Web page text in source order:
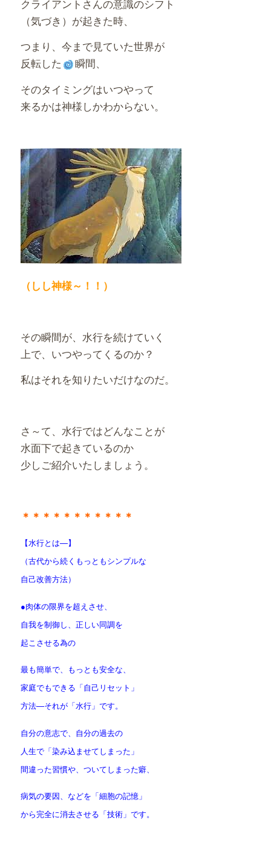
クライアントさんの意識のシフト
（気づき）が起きた時、
つまり、今まで見ていた世界が
反転した
瞬間、
そのタイミングはいつやって
来るかは神様しかわからない。
（しし神様～！！）
その瞬間が、水行を続けていく
上で、いつやってくるのか？
私はそれを知りたいだけなのだ。
さ～て、水行ではどんなことが
水面下で起きているのか
少しご紹介いたしましょう。
＊＊＊＊＊＊＊＊＊＊＊
【水行とは—】
（古代から続くもっともシンプルな
自己改善方法）
●肉体の限界を超えさせ、
自我を制御し、正しい同調を
起こさせる為の
最も簡単で、もっとも安全な、
家庭でもできる「自己リセット」
方法—それが「水行」です。
自分の意志で、自分の過去の
人生で「染み込ませてしまった」
間違った習慣や、ついてしまった癖、
病気の要因、などを「細胞の記憶」
から完全に消去させる「技術」です。